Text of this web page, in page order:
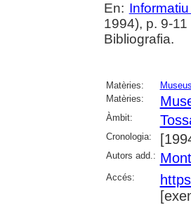
En:
1994), p. 9-11
Bibliografia.
Matèries:
Matèries:
Àmbit:
Cronologia:
Autors add.:
Accés: